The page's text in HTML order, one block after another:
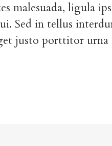
malesuada, ligula
Sed in tellus
justo porttitor